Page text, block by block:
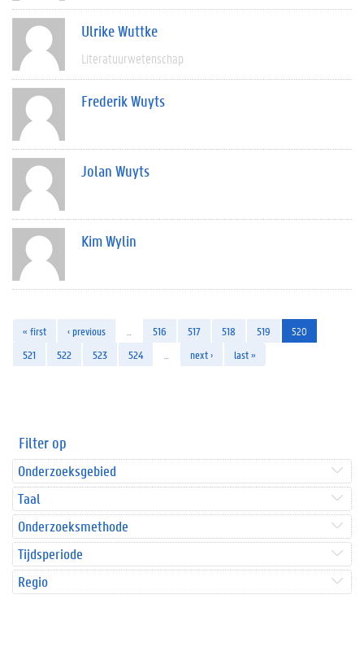
Ulrike Wuttke
Literatuurwetenschap
Frederik Wuyts
Jolan Wuyts
Kim Wylin
« first ‹ previous 516 517 518 519
520
521
522 523 524 next › last »
Filter op
Onderzoeksgebied
Taal
Onderzoeksmethode
Tijdsperiode
Regio